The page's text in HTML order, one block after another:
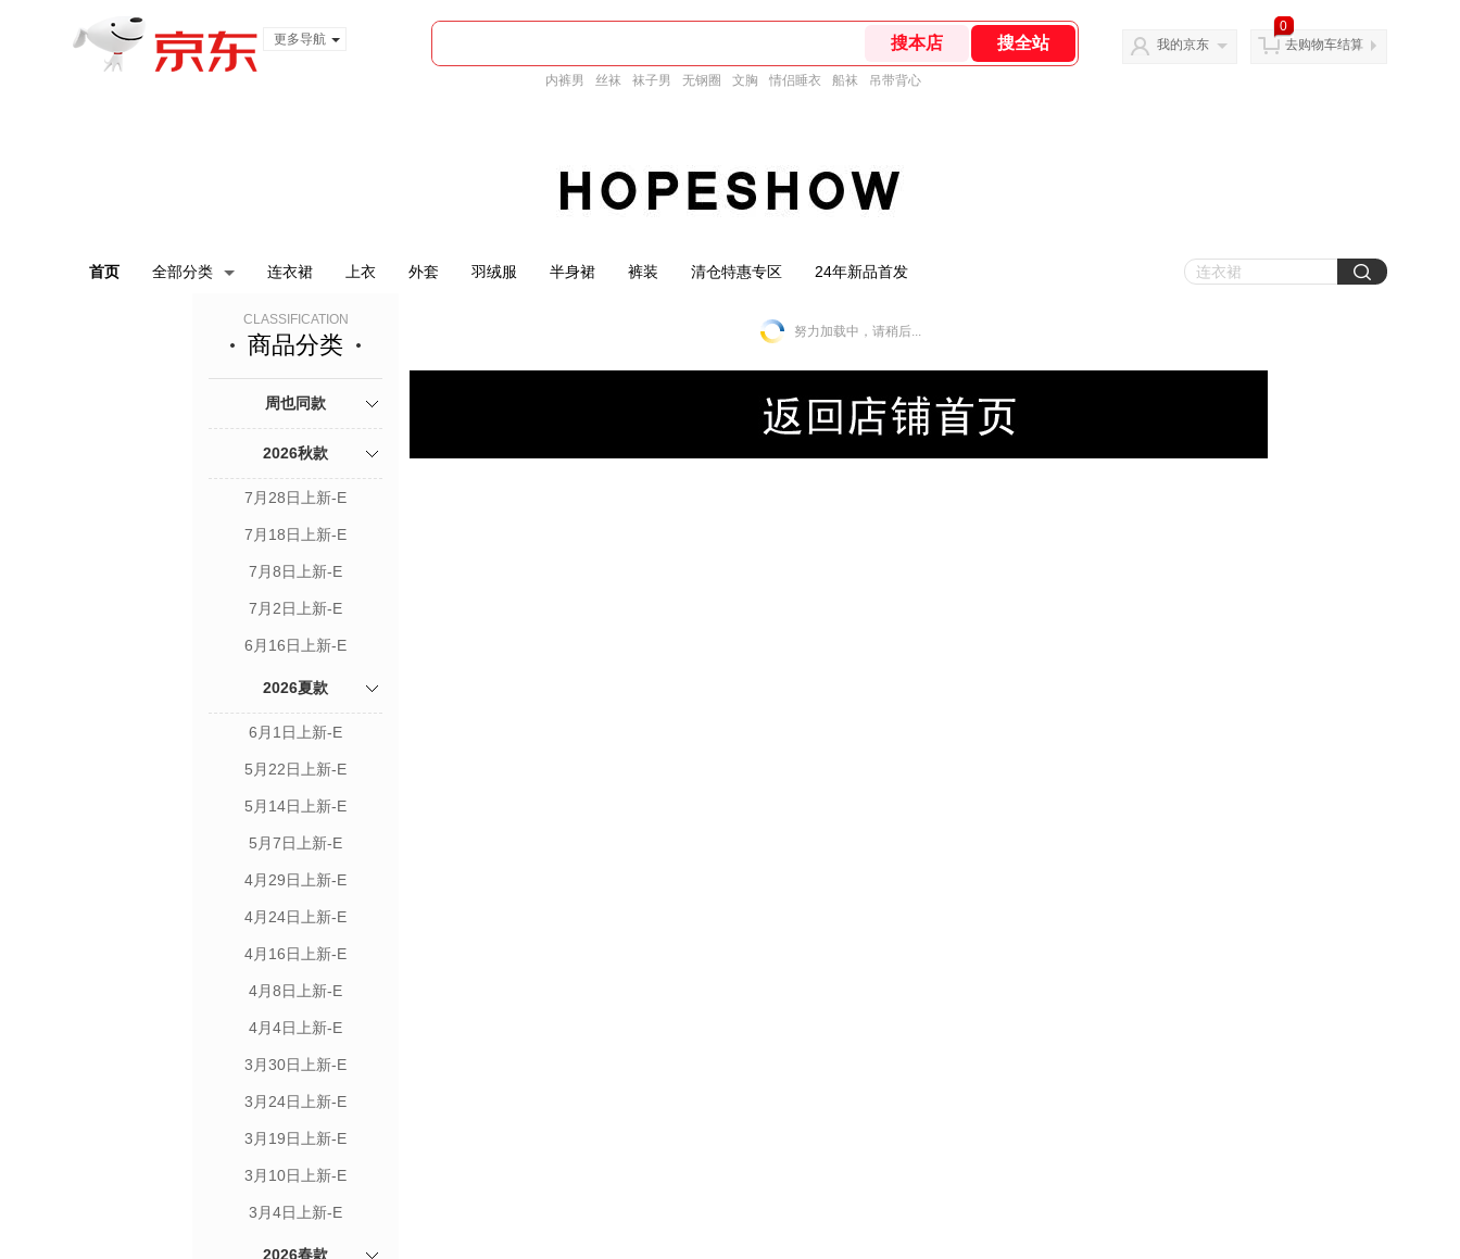
更多导航
内裤男 丝袜 袜子男 无钢圈 文胸 情侣睡衣 船袜 吊带背心
我的京东
0
去购物车结算
首页 全部分类 连衣裙 上衣 外套 羽绒服 半身裙 裤装 清仓特惠专区 24年新品首发
CLASSIFICATION
商品分类
周也同款
2026秋款
7月28日上新-E
7月18日上新-E
7月8日上新-E
7月2日上新-E
6月16日上新-E
2026夏款
6月1日上新-E
5月22日上新-E
5月14日上新-E
5月7日上新-E
4月29日上新-E
4月24日上新-E
4月16日上新-E
4月8日上新-E
4月4日上新-E
3月30日上新-E
3月24日上新-E
3月19日上新-E
3月10日上新-E
3月4日上新-E
2026春款
努力加载中，请稍后...